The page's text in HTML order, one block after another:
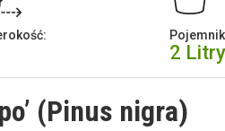
2 Litry
(Pinus nigra)